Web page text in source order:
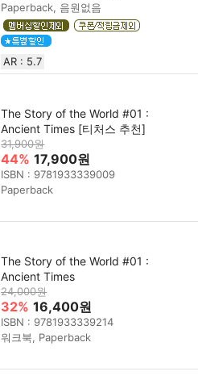
Paperback, 음원없음
AR : 5.7
The Story of the World #01 :
Ancient Times [티처스 추천]
31,900원
44% 17,900원
ISBN : 9781933339009
Paperback
The Story of the World #01 :
Ancient Times
24,000원
32% 16,400원
ISBN : 9781933339214
워크북, Paperback